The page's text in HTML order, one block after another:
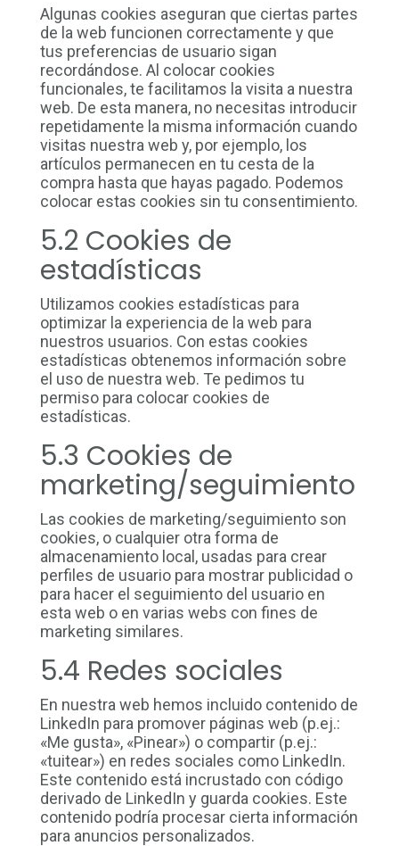
Algunas cookies aseguran que ciertas partes
de la web funcionen correctamente y que
tus preferencias de usuario sigan
recordándose. Al colocar cookies
funcionales, te facilitamos la visita a nuestra
web. De esta manera, no necesitas introducir
repetidamente la misma información cuando
visitas nuestra web y, por ejemplo, los
artículos permanecen en tu cesta de la
compra hasta que hayas pagado. Podemos
colocar estas cookies sin tu consentimiento.
5.2 Cookies de
estadísticas
Utilizamos cookies estadísticas para
optimizar la experiencia de la web para
nuestros usuarios. Con estas cookies
estadísticas obtenemos información sobre
el uso de nuestra web. Te pedimos tu
permiso para colocar cookies de
estadísticas.
5.3 Cookies de
marketing/seguimiento
Las cookies de marketing/seguimiento son
cookies, o cualquier otra forma de
almacenamiento local, usadas para crear
perfiles de usuario para mostrar publicidad o
para hacer el seguimiento del usuario en
esta web o en varias webs con fines de
marketing similares.
5.4 Redes sociales
En nuestra web hemos incluido contenido de
LinkedIn para promover páginas web (p.ej.:
«Me gusta», «Pinear») o compartir (p.ej.:
«tuitear») en redes sociales como LinkedIn.
Este contenido está incrustado con código
derivado de LinkedIn y guarda cookies. Este
contenido podría procesar cierta información
para anuncios personalizados.